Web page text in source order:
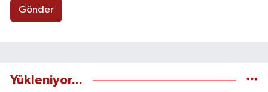
Gönder
Yükleniyor...